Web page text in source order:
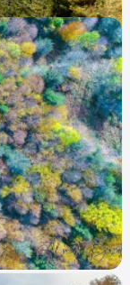
0 3200 1